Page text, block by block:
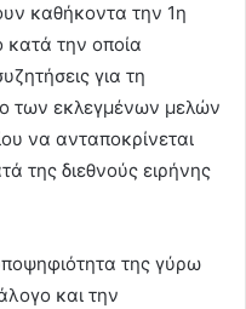
καθήκοντα την 1η
κατά την οποία
για τη
των εκλεγμένων μελών
να ανταποκρίνεται
της διεθνούς ειρήνης
της γύρω
και την